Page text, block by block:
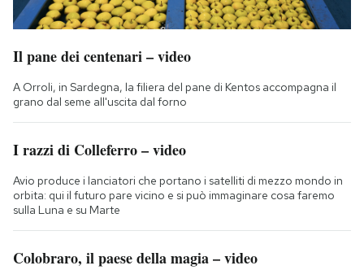
Il pane dei centenari – video
A Orroli, in Sardegna, la filiera del pane di Kentos accompagna il
grano dal seme all'uscita dal forno
I razzi di Colleferro – video
Avio produce i lanciatori che portano i satelliti di mezzo mondo in
orbita: qui il futuro pare vicino e si può immaginare cosa faremo
sulla Luna e su Marte
Colobraro, il paese della magia – video